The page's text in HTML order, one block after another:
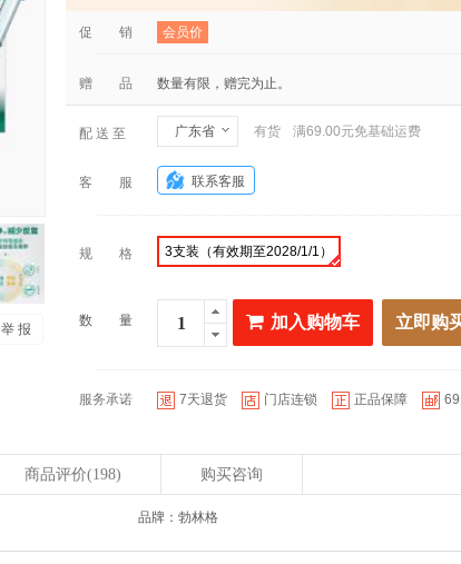
促 销 会员价
赠 品 数量有限，赠完为止。
配 送 至 广东省 有货 满69.00元免基础运费
客 服 联系客服
规 格 3支装（有效期至2028/1/1）
数 量 加入购物车 立即购
服务承诺 7天退货 门店连锁 正品保障
举 报
商品评价(198) 购买咨询
品牌：勃林格